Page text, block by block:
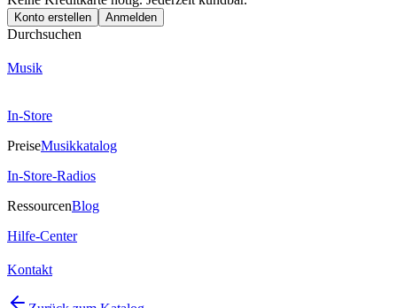
Konto erstellen Anmelden
Durchsuchen
Musik
In-Store
PreiseMusikkatalog
In-Store-Radios
RessourcenBlog
Hilfe-Center
Kontakt